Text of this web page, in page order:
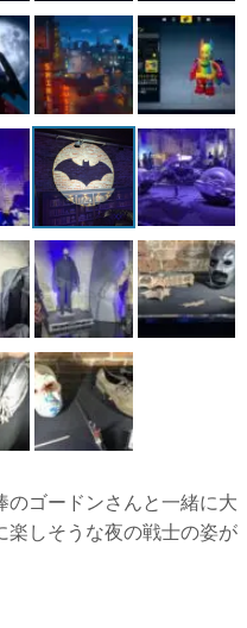
ゴードンさんと一緒に大
楽しそうな夜の戦士の姿が